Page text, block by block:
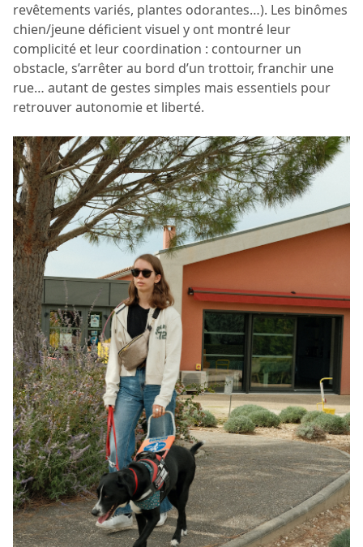
revêtements variés, plantes odorantes…). Les binômes
chien/jeune déficient visuel y ont montré leur
complicité et leur coordination : contourner un
obstacle, s’arrêter au bord d’un trottoir, franchir une
rue… autant de gestes simples mais essentiels pour
retrouver autonomie et liberté.